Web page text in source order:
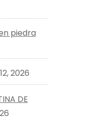
piedra
2026
DE